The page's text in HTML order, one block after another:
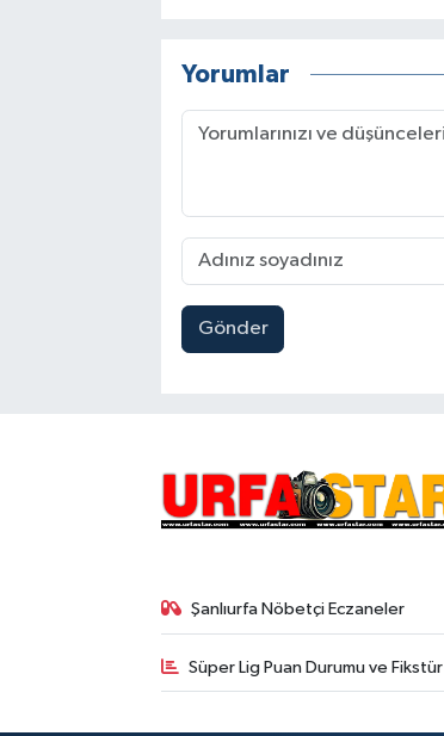
Yorumlar
Gönder
Şanlıurfa Nöbetçi Eczaneler
Süper Lig Puan Durumu ve Fikstür